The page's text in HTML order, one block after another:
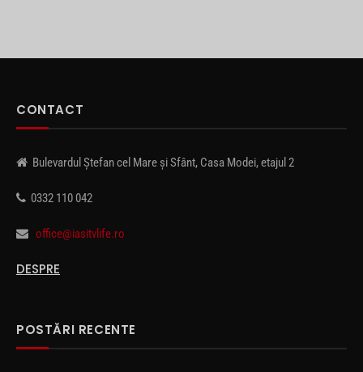
CONTACT
Bulevardul Ștefan cel Mare și Sfânt, Casa Modei, etajul 2
0332 110 042
office@iasitvlife.ro
DESPRE
POSTĂRI RECENTE